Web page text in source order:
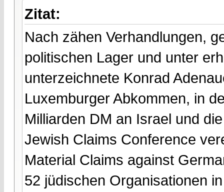
Zitat:
Nach zähen Verhandlungen,
politischen Lager und unter
unterzeichnete Konrad
Luxemburger Abkommen, in
Milliarden DM an Israel und
Jewish Claims Conference
Material Claims against
52 jüdischen Organisationen